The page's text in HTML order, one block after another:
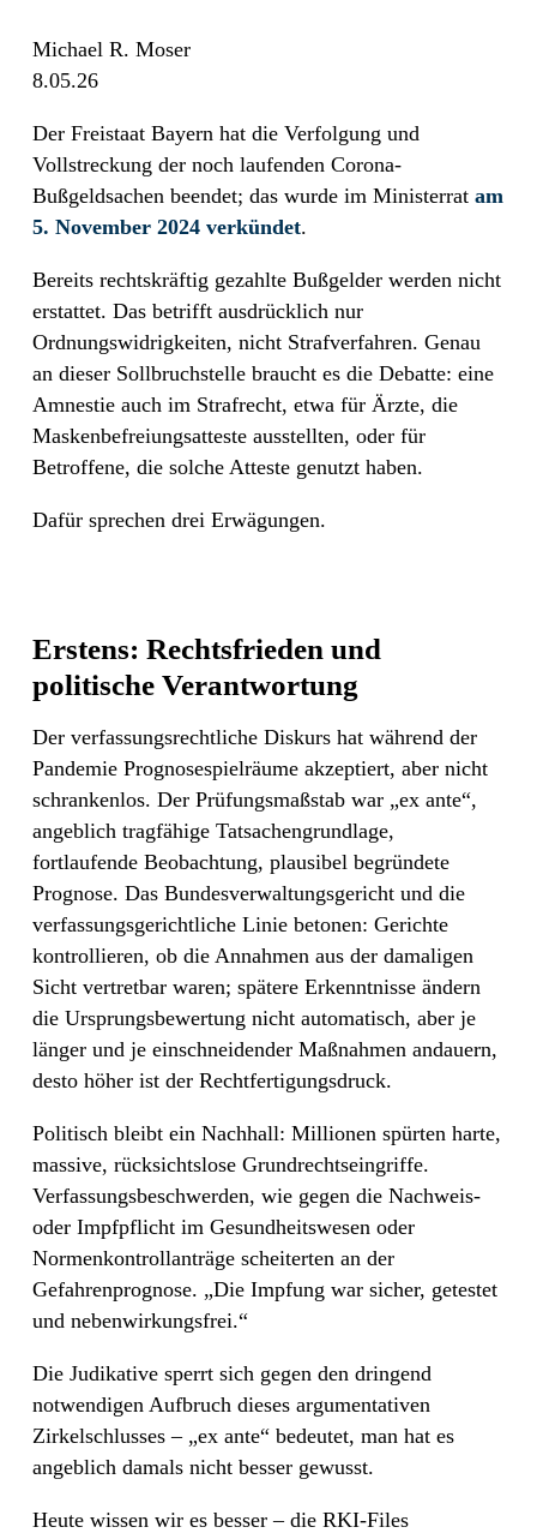
Michael R. Moser
8.05.26
Der Freistaat Bayern hat die Verfolgung und
Vollstreckung der noch laufenden Corona-
Bußgeldsachen beendet; das wurde im Ministerrat am
5. November 2024 verkündet.
Bereits rechtskräftig gezahlte Bußgelder werden nicht
erstattet. Das betrifft ausdrücklich nur
Ordnungswidrigkeiten, nicht Strafverfahren. Genau
an dieser Sollbruchstelle braucht es die Debatte: eine
Amnestie auch im Strafrecht, etwa für Ärzte, die
Maskenbefreiungsatteste ausstellten, oder für
Betroffene, die solche Atteste genutzt haben.
Dafür sprechen drei Erwägungen.
Erstens: Rechtsfrieden und
politische Verantwortung
Der verfassungsrechtliche Diskurs hat während der
Pandemie Prognosespielräume akzeptiert, aber nicht
schrankenlos. Der Prüfungsmaßstab war „ex ante“,
angeblich tragfähige Tatsachengrundlage,
fortlaufende Beobachtung, plausibel begründete
Prognose. Das Bundesverwaltungsgericht und die
verfassungsgerichtliche Linie betonen: Gerichte
kontrollieren, ob die Annahmen aus der damaligen
Sicht vertretbar waren; spätere Erkenntnisse ändern
die Ursprungsbewertung nicht automatisch, aber je
länger und je einschneidender Maßnahmen andauern,
desto höher ist der Rechtfertigungsdruck.
Politisch bleibt ein Nachhall: Millionen spürten harte,
massive, rücksichtslose Grundrechtseingriffe.
Verfassungsbeschwerden, wie gegen die Nachweis-
oder Impfpflicht im Gesundheitswesen oder
Normenkontrollanträge scheiterten an der
Gefahrenprognose. „Die Impfung war sicher, getestet
und nebenwirkungsfrei.“
Die Judikative sperrt sich gegen den dringend
notwendigen Aufbruch dieses argumentativen
Zirkelschlusses – „ex ante“ bedeutet, man hat es
angeblich damals nicht besser gewusst.
Heute wissen wir es besser – die RKI-Files